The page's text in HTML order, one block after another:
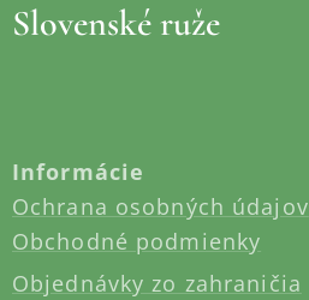
Slovenské ruže
Informácie
Ochrana osobných údajov
Obchodné podmienky
Objednávky zo zahraničia